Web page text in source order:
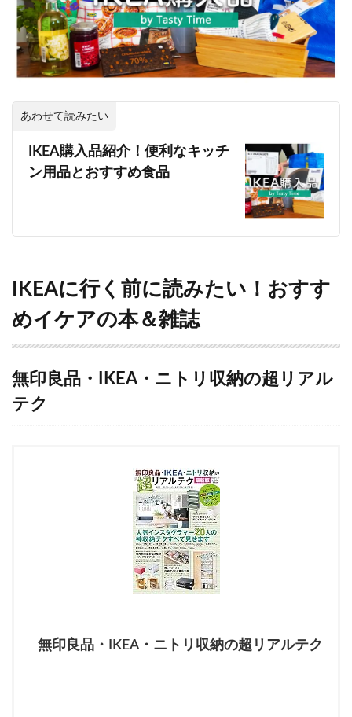
あわせて読みたい
IKEA購入品紹介！便利なキッチ
ン用品とおすすめ食品
IKEAに行く前に読みたい！おすす
めイケアの本＆雑誌
無印良品・IKEA・ニトリ収納の超リアル
テク
無印良品・IKEA・ニトリ収納の超リアルテク